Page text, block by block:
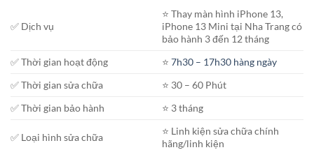
✅ Dịch vụ
⭐️ Thay màn hình iPhone 13,
iPhone 13 Mini tại Nha Trang có
bảo hành 3 đến 12 tháng
✅ Thời gian hoạt động
⭐️7h30 – 17h30 hàng ngày
✅ Thời gian sửa chữa
⭐️ 30 – 60 Phút
✅ Thời gian bảo hành
⭐️ 3 tháng
✅ Loại hình sửa chữa
⭐️ Linh kiện sửa chữa chính
hãng/linh kiện